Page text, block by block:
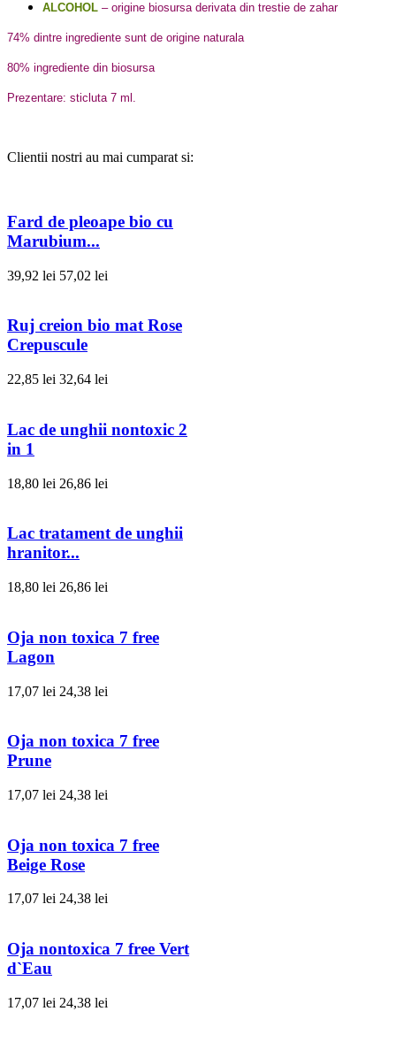
ALCOHOL – origine biosursa derivata din trestie de zahar
74% dintre ingrediente sunt de origine naturala
80% ingrediente din biosursa
Prezentare: sticluta 7 ml.
Clientii nostri au mai cumparat si:
Fard de pleoape bio cu
Marubium...
39,92 lei 57,02 lei
Ruj creion bio mat Rose
Crepuscule
22,85 lei 32,64 lei
Lac de unghii nontoxic 2
in 1
18,80 lei 26,86 lei
Lac tratament de unghii
hranitor...
18,80 lei 26,86 lei
Oja non toxica 7 free
Lagon
17,07 lei 24,38 lei
Oja non toxica 7 free
Prune
17,07 lei 24,38 lei
Oja non toxica 7 free
Beige Rose
17,07 lei 24,38 lei
Oja nontoxica 7 free Vert
d`Eau
17,07 lei 24,38 lei